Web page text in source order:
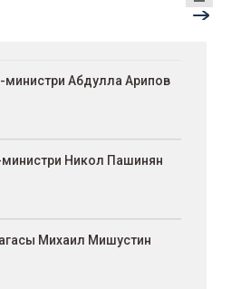
министри Абдулла Арипов
Никол Пашинян
Михаил Мишустин